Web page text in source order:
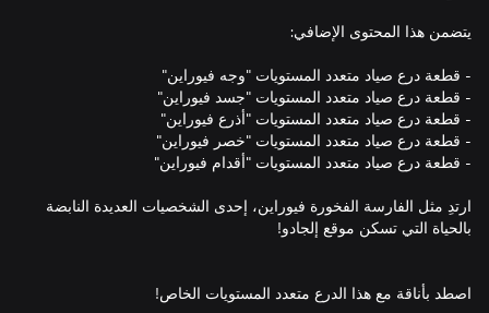
ارتدِ مثل الفارسة الفخورة فيوراين، إحدى الشخصيات العديدة النابضة